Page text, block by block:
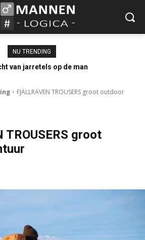
NU TRENDING
van jarretels op de man
FJÄLLRÄVEN TROUSERS groot outdoor
TROUSERS groot